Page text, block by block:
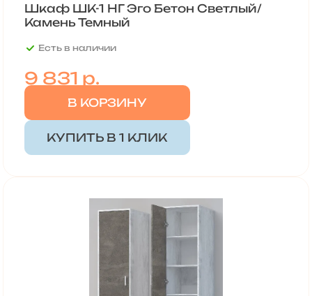
Шкаф ШК-1 НГ Эго Бетон Светлый/
Камень Темный
Есть в наличии
9 831 р.
В КОРЗИНУ
КУПИТЬ В 1 КЛИК